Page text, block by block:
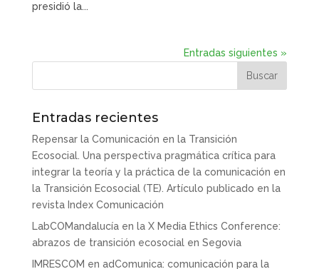
presidió la...
Entradas siguientes »
Entradas recientes
Repensar la Comunicación en la Transición
Ecosocial. Una perspectiva pragmática crítica para
integrar la teoría y la práctica de la comunicación en
la Transición Ecosocial (TE). Artículo publicado en la
revista Index Comunicación
LabCOMandalucía en la X Media Ethics Conference:
abrazos de transición ecosocial en Segovia
IMRESCOM en adComunica: comunicación para la